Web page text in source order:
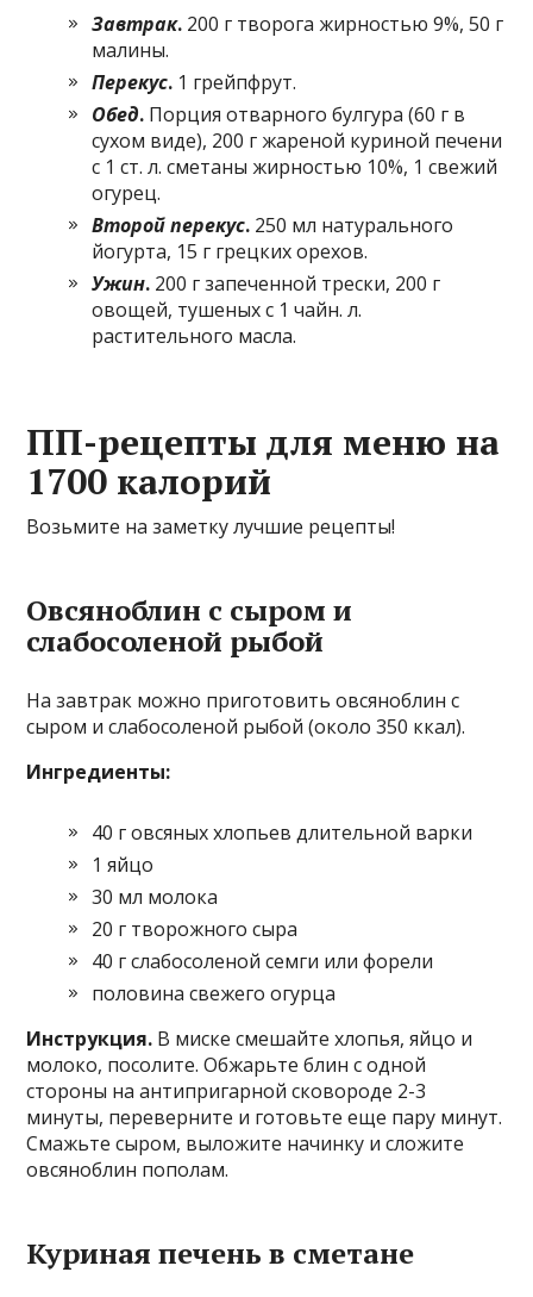
Завтрак. 200 г творога жирностью 9%, 50 г
малины.
Перекус. 1 грейпфрут.
Обед. Порция отварного булгура (60 г в
сухом виде), 200 г жареной куриной печени
с 1 ст. л. сметаны жирностью 10%, 1 свежий
огурец.
Второй перекус. 250 мл натурального
йогурта, 15 г грецких орехов.
Ужин. 200 г запеченной трески, 200 г
овощей, тушеных с 1 чайн. л.
растительного масла.
ПП-рецепты для меню на
1700 калорий
Возьмите на заметку лучшие рецепты!
Овсяноблин с сыром и
слабосоленой рыбой
На завтрак можно приготовить овсяноблин с
сыром и слабосоленой рыбой (около 350 ккал).
Ингредиенты:
40 г овсяных хлопьев длительной варки
1 яйцо
30 мл молока
20 г творожного сыра
40 г слабосоленой семги или форели
половина свежего огурца
Инструкция. В миске смешайте хлопья, яйцо и
молоко, посолите. Обжарьте блин с одной
стороны на антипригарной сковороде 2-3
минуты, переверните и готовьте еще пару минут.
Смажьте сыром, выложите начинку и сложите
овсяноблин пополам.
Куриная печень в сметане